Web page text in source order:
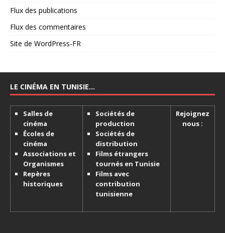
Flux des publications
Flux des commentaires
Site de WordPress-FR
LE CINÉMA EN TUNISIE…
Salles de
cinéma
Écoles de
cinéma
Associations et
Organismes
Repères
historiques
Sociétés de
production
Sociétés de
distribution
Films étrangers
tournés en Tunisie
Films avec
contribution
tunisienne
Rejoignez
nous :